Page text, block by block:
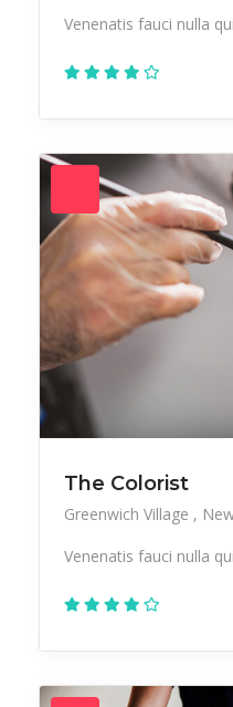
Venenatis fauci nulla
The Colorist
Greenwich Village
Venenatis fauci nulla